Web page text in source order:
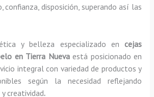
disposición, superando así las
y belleza especializado encejas
en Tierra Nuevaestá posicionado en
integral con variedad de productos y
según la necesidad reflejando
creatividad.